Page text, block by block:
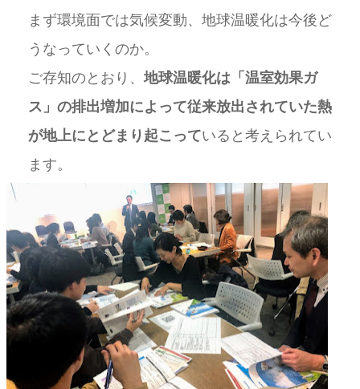
まず環境面では気候変動、地球温暖化は今後ど
うなっていくのか。
ご存知のとおり、 地球温暖化は「温室効果ガ
ス」の排出増加によって従来放出されていた熱
が地上にとどまり起こっていると考えられてい
ます。